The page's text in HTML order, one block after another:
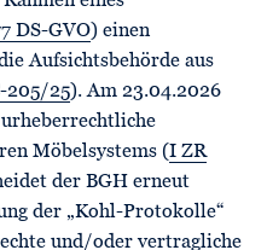
DS-GVO) einen
Aufsichtsbehörde aus
205/25). Am 23.04.2026
Möbelsystems (I ZR
der BGH erneut
der „Kohl-Protokolle“
und/oder vertragliche